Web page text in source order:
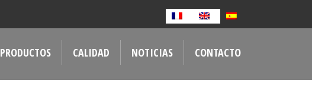
PRODUCTOS CALIDAD NOTICIAS CONTACTO